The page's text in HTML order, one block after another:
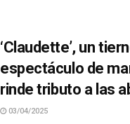
‘Claudette’, un
espectáculo de
rinde tributo a las
03/04/2025